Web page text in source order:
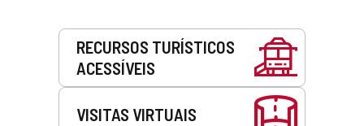
RECURSOS TURÍSTICOS
ACESSÍVEIS
VISITAS VIRTUAIS